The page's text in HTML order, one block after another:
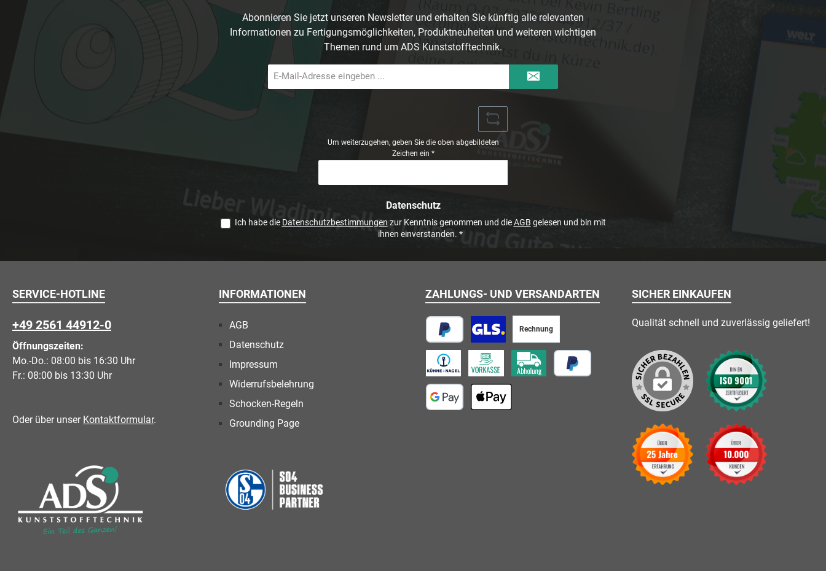
Abonnieren Sie jetzt unseren Newsletter und erhalten Sie künftig alle relevanten
Informationen zu Fertigungsmöglichkeiten, Produktneuheiten und weiteren wichtigen
Themen rund um ADS Kunststofftechnik.
Mail-
Adresse
Um weiterzugehen, geben Sie die oben abgebildeten
Zeichen ein *
Datenschutz
Ich habe die Datenschutzbestimmungen zur Kenntnis genommen und dieAGB gelesen und bin mit
ihnen einverstanden. *
SERVICE-HOTLINE
+49 2561 44912-0
Öffnungszeiten:
Mo.-Do.: 08:00 bis 16:30 Uhr
Fr.: 08:00 bis 13:30 Uhr
Oder über unser Kontaktformular.
INFORMATIONEN
AGB
Datenschutz
Impressum
Widerrufsbelehrung
Schocken-Regeln
Grounding Page
ZAHLUNGS- UND VERSANDARTEN
PayPal
Rechnung
Vorkasse
Paketversand
Speditionsversand Abholung vor Ort
SICHER EINKAUFEN
Qualität schnell und zuverlässig geliefert!